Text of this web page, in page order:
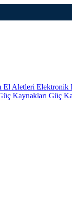
El Aletleri Elektronik
Kaynakları Güç